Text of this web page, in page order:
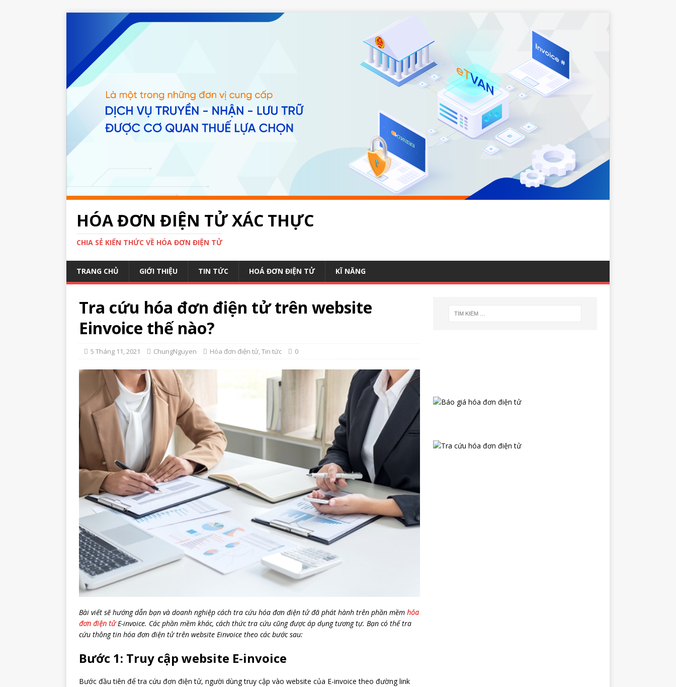
HÓA ĐƠN ĐIỆN TỬ XÁC THỰC
CHIA SẺ KIẾN THỨC VỀ HÓA ĐƠN ĐIỆN TỬ
TRANG CHỦ GIỚI THIỆU TIN TỨC HOÁ ĐƠN ĐIỆN TỬ KĨ NĂNG
Tra cứu hóa đơn điện tử trên website
Einvoice thế nào?
5 Tháng 11, 2021 ChungNguyen Hóa đơn điện tử,Tin tức 0
Bài viết sẽ hướng dẫn bạn và doanh nghiệp cách tra cứu hóa đơn điện tử đã phát hành trên phần mềm hóa
đơn điện tửE-invoice. Các phần mềm khác, cách thức tra cứu cũng được áp dụng tương tự. Bạn có thể tra
cứu thông tin hóa đơn điện tử trên website Einvoice theo các bước sau:
Bước 1: Truy cập website E-invoice
Bước đầu tiên để tra cứu đơn điện tử, người dùng truy cập vào website của E-invoice theo đường link